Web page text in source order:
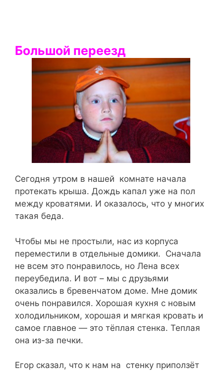
Большой переезд
Сегодня утром в нашей комнате начала
протекать крыша. Дождь капал уже на пол
между кроватями. И оказалось, что у многих
такая беда.
Чтобы мы не простыли, нас из корпуса
переместили в отдельные домики. Сначала
не всем это понравилось, но Лена всех
переубедила. И вот – мы с друзьями
оказались в бревенчатом доме. Мне домик
очень понравился. Хорошая кухня с новым
холодильником, хорошая и мягкая кровать и
самое главное — это тёплая стенка. Теплая
она из-за печки.
Егор сказал, что к нам на стенку приползёт